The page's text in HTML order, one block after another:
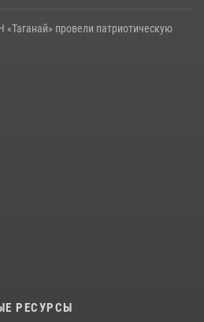
провели патриотическую
РЕСУРСЫ